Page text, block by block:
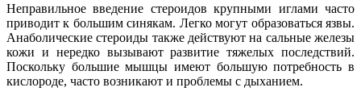
Неправильное введение стероидов крупными иглами часто
приводит к большим синякам. Легко могут образоваться язвы.
Анаболические стероиды также действуют на сальные железы
кожи и нередко вызывают развитие тяжелых последствий.
Поскольку большие мышцы имеют большую потребность в
кислороде, часто возникают и проблемы с дыханием.